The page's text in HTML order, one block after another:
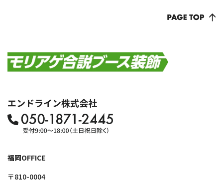
エンドライン株式会社
福岡OFFICE
〒810-0004